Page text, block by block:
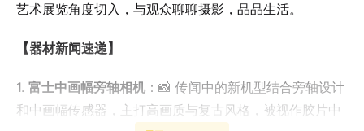
艺术展览角度切入，与观众聊聊摄影，品品生活。
【器材新闻速递】
1. 富士中画幅旁轴相机 ：📸 传闻中的新机型结合旁轴设计
和中画幅传感器，主打高画质与复古风格，被视作胶片中